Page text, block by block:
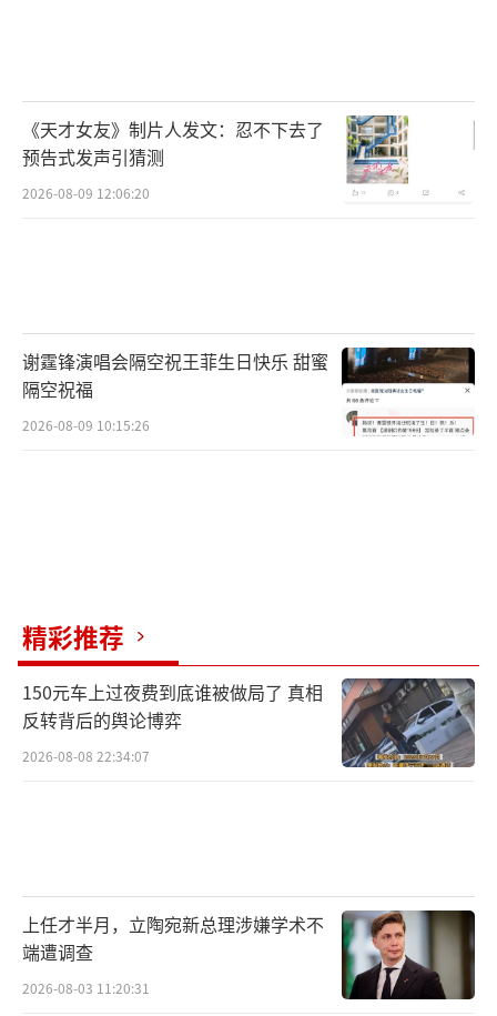
《天才女友》制片人发文：忍不下去了
预告式发声引猜测
2026-08-09 12:06:20
谢霆锋演唱会隔空祝王菲生日快乐 甜蜜
隔空祝福
2026-08-09 10:15:26
精彩推荐
150元车上过夜费到底谁被做局了 真相
反转背后的舆论博弈
2026-08-08 22:34:07
上任才半月，立陶宛新总理涉嫌学术不
端遭调查
2026-08-03 11:20:31